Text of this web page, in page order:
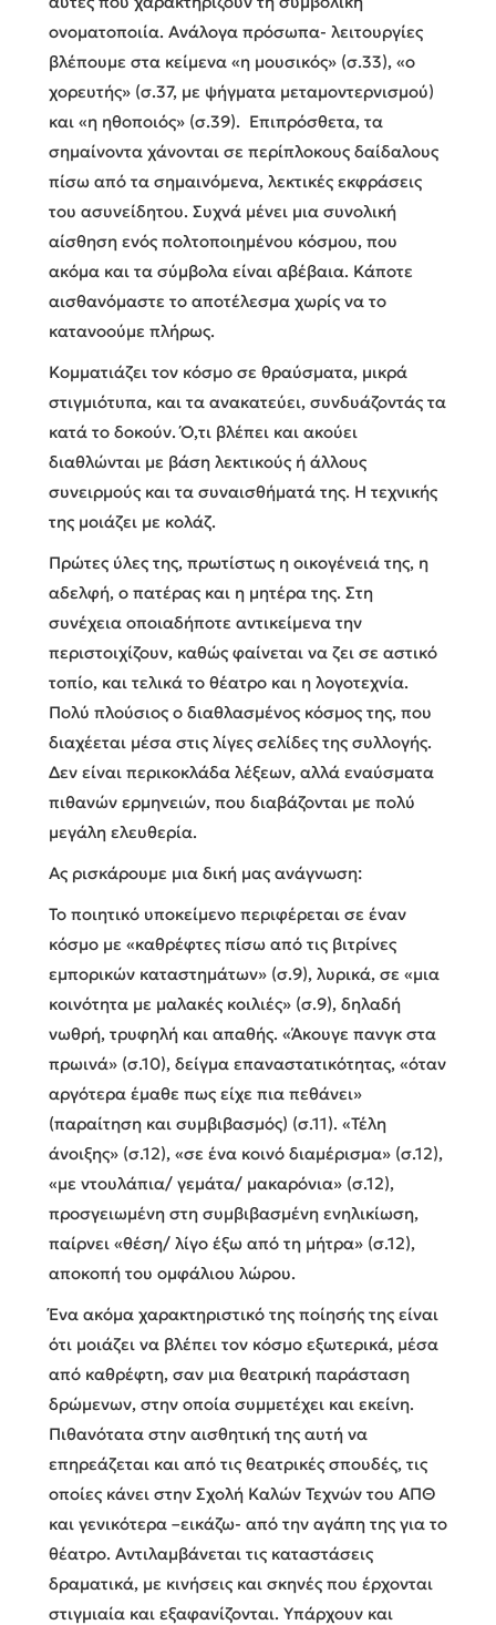
ονοματοποιία. Ανάλογα πρόσωπα- λειτουργίες
βλέπουμε στα κείμενα «η μουσικός» (σ.33), «ο
χορευτής» (σ.37, με ψήγματα μεταμοντερνισμού)
και «η ηθοποιός» (σ.39). Επιπρόσθετα, τα
σημαίνοντα χάνονται σε περίπλοκους δαίδαλους
πίσω από τα σημαινόμενα, λεκτικές εκφράσεις
του ασυνείδητου. Συχνά μένει μια συνολική
αίσθηση ενός πολτοποιημένου κόσμου, που
ακόμα και τα σύμβολα είναι αβέβαια. Κάποτε
αισθανόμαστε το αποτέλεσμα χωρίς να το
κατανοούμε πλήρως.
Κομματιάζει τον κόσμο σε θραύσματα, μικρά
στιγμιότυπα, και τα ανακατεύει, συνδυάζοντάς τα
κατά το δοκούν. Ό,τι βλέπει και ακούει
διαθλώνται με βάση λεκτικούς ή άλλους
συνειρμούς και τα συναισθήματά της. Η τεχνικής
της μοιάζει με κολάζ.
Πρώτες ύλες της, πρωτίστως η οικογένειά της, η
αδελφή, ο πατέρας και η μητέρα της. Στη
συνέχεια οποιαδήποτε αντικείμενα την
περιστοιχίζουν, καθώς φαίνεται να ζει σε αστικό
τοπίο, και τελικά το θέατρο και η λογοτεχνία.
Πολύ πλούσιος ο διαθλασμένος κόσμος της, που
διαχέεται μέσα στις λίγες σελίδες της συλλογής.
Δεν είναι περικοκλάδα λέξεων, αλλά εναύσματα
πιθανών ερμηνειών, που διαβάζονται με πολύ
μεγάλη ελευθερία.
Ας ρισκάρουμε μια δική μας ανάγνωση:
Το ποιητικό υποκείμενο περιφέρεται σε έναν
κόσμο με «καθρέφτες πίσω από τις βιτρίνες
εμπορικών καταστημάτων» (σ.9), λυρικά, σε «μια
κοινότητα με μαλακές κοιλιές» (σ.9), δηλαδή
νωθρή, τρυφηλή και απαθής. «Άκουγε πανγκ στα
πρωινά» (σ.10), δείγμα επαναστατικότητας, «όταν
αργότερα έμαθε πως είχε πια πεθάνει»
(παραίτηση και συμβιβασμός) (σ.11). «Τέλη
άνοιξης» (σ.12), «σε ένα κοινό διαμέρισμα» (σ.12),
«με ντουλάπια/ γεμάτα/ μακαρόνια» (σ.12),
προσγειωμένη στη συμβιβασμένη ενηλικίωση,
παίρνει «θέση/ λίγο έξω από τη μήτρα» (σ.12),
αποκοπή του ομφάλιου λώρου.
Ένα ακόμα χαρακτηριστικό της ποίησής της είναι
ότι μοιάζει να βλέπει τον κόσμο εξωτερικά, μέσα
από καθρέφτη, σαν μια θεατρική παράσταση
δρώμενων, στην οποία συμμετέχει και εκείνη.
Πιθανότατα στην αισθητική της αυτή να
επηρεάζεται και από τις θεατρικές σπουδές, τις
οποίες κάνει στην Σχολή Καλών Τεχνών του ΑΠΘ
και γενικότερα –εικάζω- από την αγάπη της για το
θέατρο. Αντιλαμβάνεται τις καταστάσεις
δραματικά, με κινήσεις και σκηνές που έρχονται
στιγμιαία και εξαφανίζονται. Υπάρχουν και